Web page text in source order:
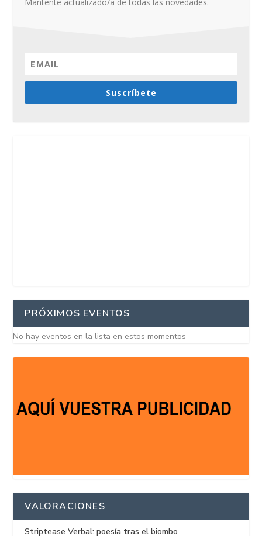
Suscríbete
PRÓXIMOS EVENTOS
No hay eventos en la lista en estos momentos
VALORACIONES
Striptease Verbal: poesía tras el biombo